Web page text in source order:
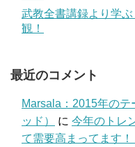
武教全書講録より学
観！
最近のコメント
Marsala：2015年の
ッド）
に 今年のトレ
て需要高まってます